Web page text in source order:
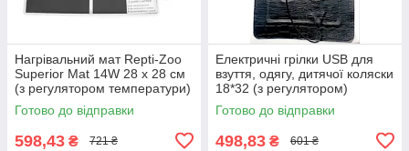
Нагрівальний мат Repti-Zoo
Superior Mat 14W 28 x 28 см
(з регулятором температури)
Готово до відправки
598,43 ₴ 721 ₴
Електричні грілки USB для
взуття, одягу, дитячої коляски
18*32 (з регулятором)
Готово до відправки
498,83 ₴ 601 ₴